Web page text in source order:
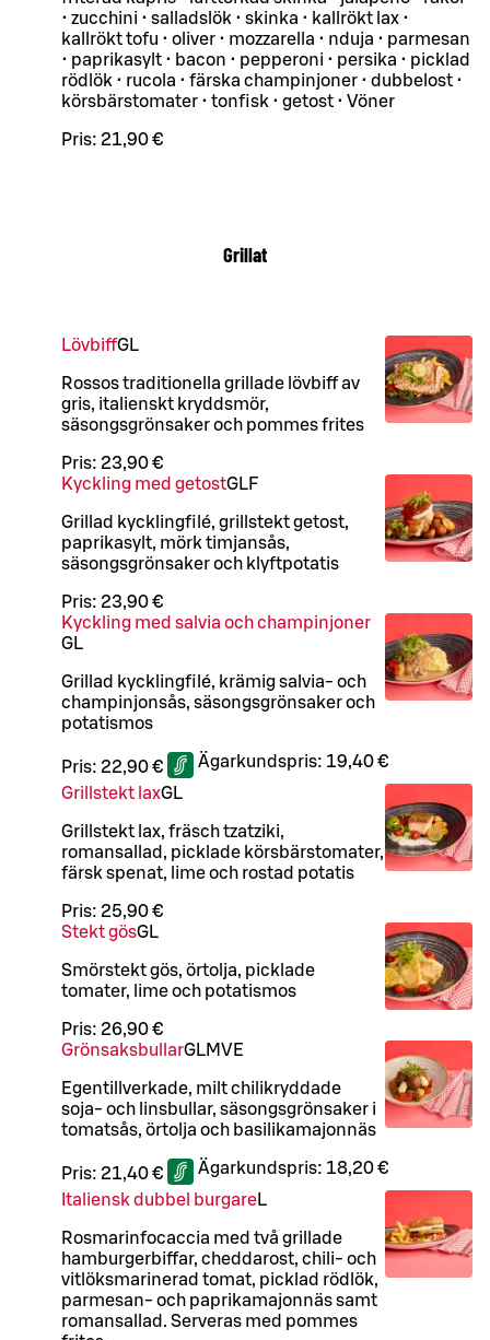
• zucchini • salladslök • skinka • kallrökt lax •
kallrökt tofu • oliver • mozzarella • nduja • parmesan
• paprikasylt • bacon • pepperoni • persika • picklad
rödlök • rucola • färska champinjoner • dubbelost •
körsbärstomater • tonfisk • getost • Vöner
Pris: 21,90 €
Grillat
LövbiffGL
Rossos traditionella grillade lövbiff av
gris, italienskt kryddsmör,
säsongsgrönsaker och pommes frites
Pris: 23,90 €
Kyckling med getostGLF
Grillad kycklingfilé, grillstekt getost,
paprikasylt, mörk timjansås,
säsongsgrönsaker och klyftpotatis
Pris: 23,90 €
Kyckling med salvia och champinjoner
GL
Grillad kycklingfilé, krämig salvia- och
champinjonsås, säsongsgrönsaker och
potatismos
Pris: 22,90 € Ägarkundspris: 19,40 €
Grillstekt laxGL
Grillstekt lax, fräsch tzatziki,
romansallad, picklade körsbärstomater,
färsk spenat, lime och rostad potatis
Pris: 25,90 €
Stekt gösGL
Smörstekt gös, örtolja, picklade
tomater, lime och potatismos
Pris: 26,90 €
GrönsaksbullarGLMVE
Egentillverkade, milt chilikryddade
soja- och linsbullar, säsongsgrönsaker i
tomatsås, örtolja och basilikamajonnäs
Pris: 21,40 € Ägarkundspris: 18,20 €
Italiensk dubbel burgareL
Rosmarinfocaccia med två grillade
hamburgerbiffar, cheddarost, chili- och
vitlöksmarinerad tomat, picklad rödlök,
parmesan- och paprikamajonnäs samt
romansallad. Serveras med pommes